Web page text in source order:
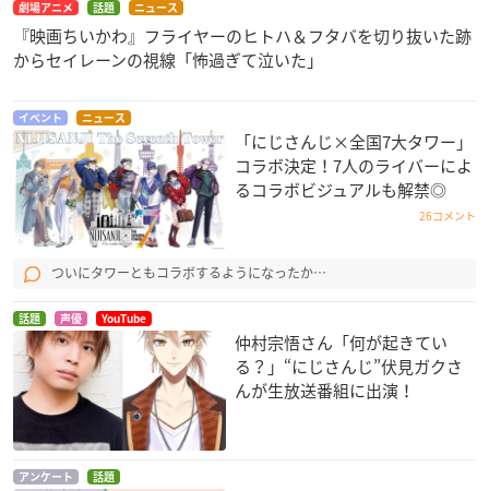
劇場アニメ 話題 ニュース
『映画ちいかわ』フライヤーのヒトハ＆フタバを切り抜いた跡
からセイレーンの視線「怖過ぎて泣いた」
イベント ニュース
「にじさんじ×全国7大タワー」
コラボ決定！7人のライバーによ
るコラボビジュアルも解禁◎
26コメント
ついにタワーともコラボするようになったか…
話題 声優 YouTube
仲村宗悟さん「何が起きてい
る？」“にじさんじ”伏見ガクさ
んが生放送番組に出演！
アンケート 話題